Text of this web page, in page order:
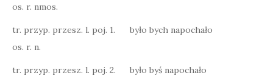
os. r. nmos.
tr. przyp. przesz. l. poj. 1.
os. r. n.
było bych napochało
tr. przyp. przesz. l. poj. 2.
było byś napochało